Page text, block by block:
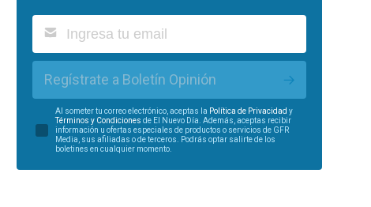
Regístrate a Boletín Opinión
Al someter tu correo electrónico, aceptas la Política de Privacidad y
Términos y Condiciones de El Nuevo Día. Además, aceptas recibir
información u ofertas especiales de productos o servicios de GFR
Media, sus afiliadas o de terceros. Podrás optar salirte de los
boletines en cualquier momento.